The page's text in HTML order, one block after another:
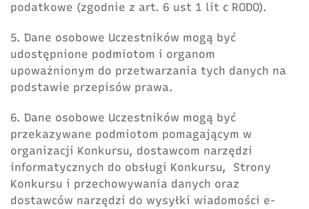
podatkowe (zgodnie z art. 6 ust 1 lit c RODO).
5. Dane osobowe Uczestników mogą być
udostępnione podmiotom i organom
upoważnionym do przetwarzania tych danych na
podstawie przepisów prawa.
6. Dane osobowe Uczestników mogą być
przekazywane podmiotom pomagającym w
organizacji Konkursu, dostawcom narzędzi
informatycznych do obsługi Konkursu, Strony
Konkursu i przechowywania danych oraz
dostawców narzędzi do wysyłki wiadomości e-